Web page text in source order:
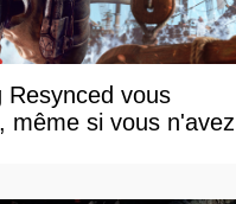
Resynced vous
même si vous n'avez